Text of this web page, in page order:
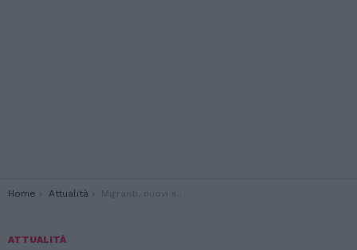
You are here:
Home Attualità Migranti, nuovi strumenti per l’imprenditoria: al via l’incontro “Futurae” a Roma
ATTUALITÀ